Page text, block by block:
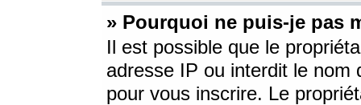
» Pourquoi ne puis-je pas
Il est possible que le
adresse IP ou interdit le nom
pour vous inscrire. Le